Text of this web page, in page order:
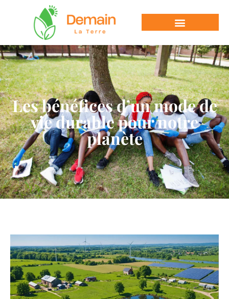
Les bénéfices d’un mode de
vie durable pour notre
planète